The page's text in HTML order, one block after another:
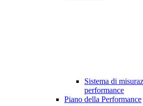
Sistema di
performance
Piano della Performance